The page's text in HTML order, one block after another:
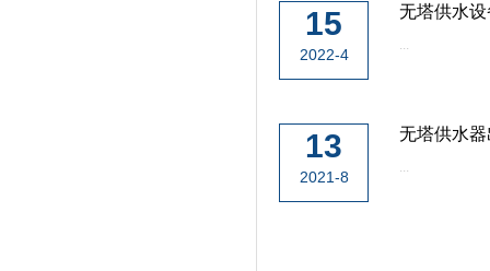
15
2022-4
无塔供水
...
13
2021-8
无塔供水
...